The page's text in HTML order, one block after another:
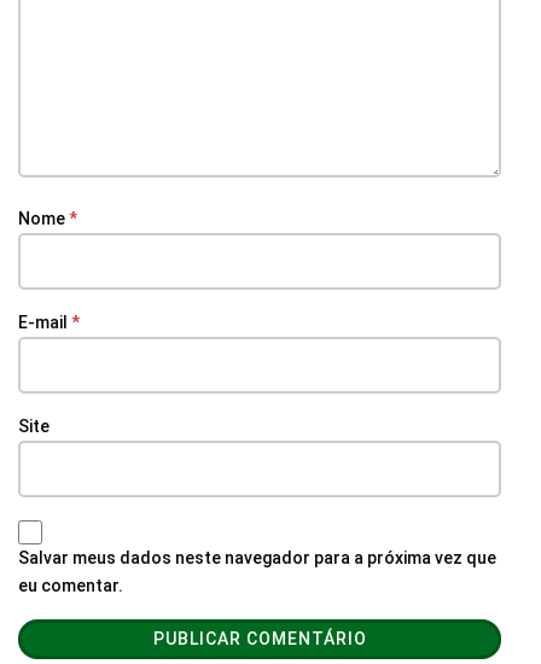
Nome*
E-mail *
Site
Salvar meus dados neste navegador para a próxima vez que
eu comentar.